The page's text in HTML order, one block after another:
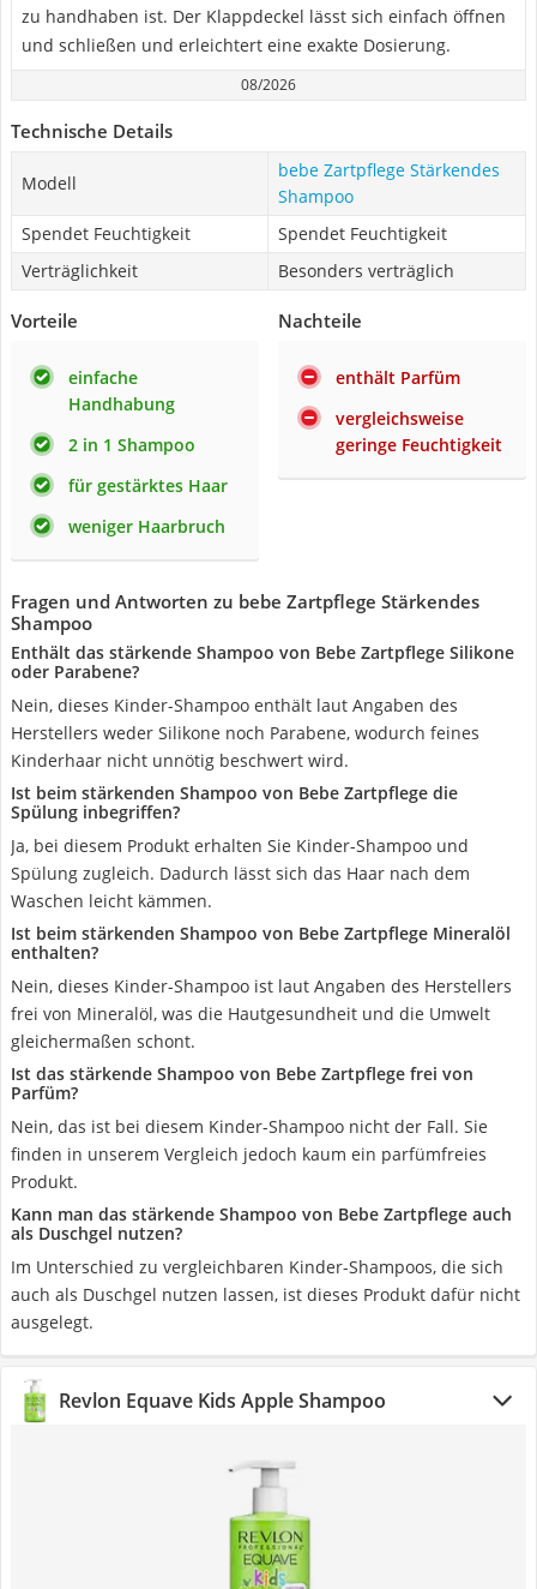
zu handhaben ist. Der Klappdeckel lässt sich einfach öffnen
und schließen und erleichtert eine exakte Dosierung.
08/2026
Technische Details
Modell
bebe Zartpflege Stärkendes
Shampoo
Spendet Feuchtigkeit
Spendet Feuchtigkeit
Verträglichkeit
Besonders verträglich
Vorteile
einfache
Handhabung
2 in 1 Shampoo
für gestärktes Haar
weniger Haarbruch
Nachteile
enthält Parfüm
vergleichsweise
geringe Feuchtigkeit
Fragen und Antworten zu bebe Zartpflege Stärkendes
Shampoo
Enthält das stärkende Shampoo von Bebe Zartpflege Silikone
oder Parabene?
Nein, dieses Kinder-Shampoo enthält laut Angaben des
Herstellers weder Silikone noch Parabene, wodurch feines
Kinderhaar nicht unnötig beschwert wird.
Ist beim stärkenden Shampoo von Bebe Zartpflege die
Spülung inbegriffen?
Ja, bei diesem Produkt erhalten Sie Kinder-Shampoo und
Spülung zugleich. Dadurch lässt sich das Haar nach dem
Waschen leicht kämmen.
Ist beim stärkenden Shampoo von Bebe Zartpflege Mineralöl
enthalten?
Nein, dieses Kinder-Shampoo ist laut Angaben des Herstellers
frei von Mineralöl, was die Hautgesundheit und die Umwelt
gleichermaßen schont.
Ist das stärkende Shampoo von Bebe Zartpflege frei von
Parfüm?
Nein, das ist bei diesem Kinder-Shampoo nicht der Fall. Sie
finden in unserem Vergleich jedoch kaum ein parfümfreies
Produkt.
Kann man das stärkende Shampoo von Bebe Zartpflege auch
als Duschgel nutzen?
Im Unterschied zu vergleichbaren Kinder-Shampoos, die sich
auch als Duschgel nutzen lassen, ist dieses Produkt dafür nicht
ausgelegt.
Revlon Equave Kids Apple Shampoo